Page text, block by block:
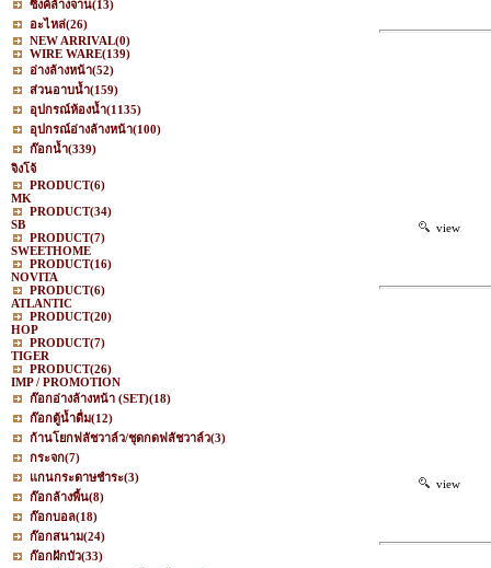
ซิงค์ล้างจาน(13)
อะไหล่(26)
NEW ARRIVAL(0)
WIRE WARE(139)
อ่างล้างหน้า(52)
ส่วนอาบน้ำ(159)
อุปกรณ์ห้องน้ำ(1135)
อุปกรณ์อ่างล้างหน้า(100)
ก๊อกน้ำ(339)
จิงโจ้
PRODUCT(6)
MK
PRODUCT(34)
SB
PRODUCT(7)
SWEETHOME
PRODUCT(16)
NOVITA
PRODUCT(6)
ATLANTIC
PRODUCT(20)
HOP
PRODUCT(7)
TIGER
PRODUCT(26)
IMP / PROMOTION
ก๊อกอ่างล้างหน้า (SET)(18)
ก๊อกตู้น้ำดื่ม(12)
ก้านโยกฟลัชวาล์ว/ชุดกดฟลัชวาล์ว(3)
กระจก(7)
แกนกระดาษชำระ(3)
ก๊อกล้างพื้น(8)
ก๊อกบอล(18)
ก๊อกสนาม(24)
ก๊อกฝักบัว(33)
view
view